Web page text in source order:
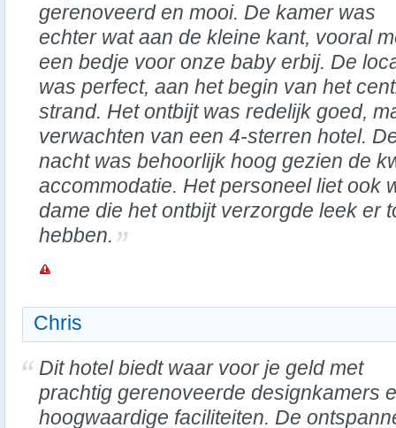
gerenoveerd en mooi. De kamer was
echter wat aan de kleine kant, vooral
een bedje voor onze baby erbij. De
was perfect, aan het begin van het
strand. Het ontbijt was redelijk goed,
verwachten van een 4-sterren hotel.
nacht was behoorlijk hoog gezien de
accommodatie. Het personeel liet ook
dame die het ontbijt verzorgde leek er
hebben.
Chris
Dit hotel biedt waar voor je geld met
prachtig gerenoveerde designkamers
hoogwaardige faciliteiten. De